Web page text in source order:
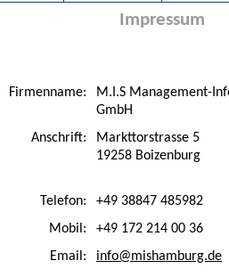
Impressum
Firmenname:
M.I.S Management-
GmbH
Anschrift:
Markttorstrasse 5
19258 Boizenburg
Telefon:
+49 38847 485982
Mobil:
+49 172 214 00 36
Email:
info@mishamburg.de